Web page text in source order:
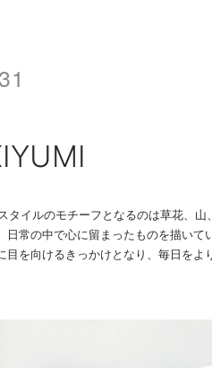
タイルのモチーフとなるのは草花、
日常の中で心に留まったものを描い
目を向けるきっかけとなり、毎日を